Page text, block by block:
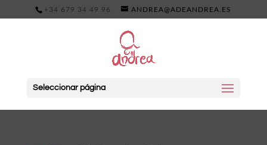
+34 679 34 49 96 ANDREA@ADEANDREA.ES
Seleccionar página